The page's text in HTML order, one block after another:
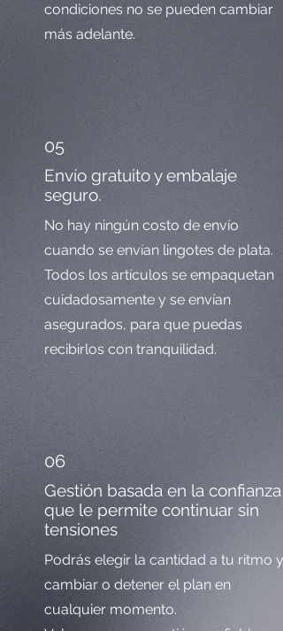
condiciones no se pueden cambiar
más adelante.
05
Envío gratuito y embalaje
seguro.
No hay ningún costo de envío
cuando se envían lingotes de plata.
Todos los artículos se empaquetan
cuidadosamente y se envían
asegurados, para que puedas
recibirlos con tranquilidad.
06
Gestión basada en la confianza
que le permite continuar sin
tensiones
Podrás elegir la cantidad a tu ritmo y
cambiar o detener el plan en
cualquier momento.